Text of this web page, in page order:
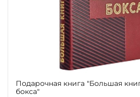
Подарочная книга "Большая
бокса"